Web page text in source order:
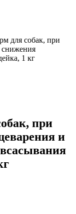
для собак, при
снижения
1 кг
при
и